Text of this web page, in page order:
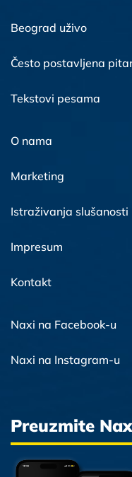
Beograd uživo
Često postavljena
Tekstovi pesama
O nama
Marketing
Istraživanja slušanosti
Impresum
Kontakt
Naxi na Facebook-u
Naxi na Instagram-u
Preuzmite